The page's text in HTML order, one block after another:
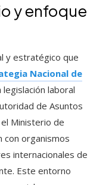
y enfoque
y estratégico que
Nacional de
legislación laboral
de Asuntos
Ministerio de
con organismos
internacionales de
Este entorno